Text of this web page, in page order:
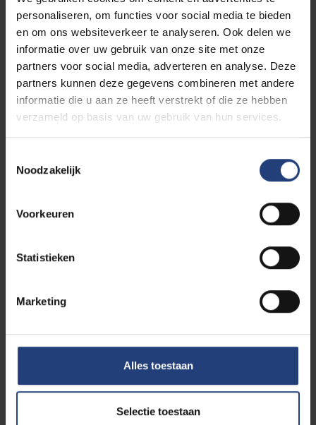
personaliseren, om functies voor social media te bieden
en om ons websiteverkeer te analyseren. Ook delen we
informatie over uw gebruik van onze site met onze
partners voor social media, adverteren en analyse. Deze
partners kunnen deze gegevens combineren met andere
informatie die u aan ze heeft verstrekt of die ze hebben
verzameld op basis van uw gebruik van hun services.
Noodzakelijk
Voorkeuren
Statistieken
Marketing
Alles toestaan
Selectie toestaan
Ontdek het studieprogramma
Dit is wat studenten vinden van de opleiding:
Mathis Saeys |Student
"Je gaat op zoek naar de oplossingen voor de
VUB?
dan alleen
een diploma
. Je leert met een open blik en vrij van
nemen aan zinvolle maatschappelijke projecten die
van de wereld een betere plek maken.Kortom, aan
de VUB geef je vorm aan je identiteit.